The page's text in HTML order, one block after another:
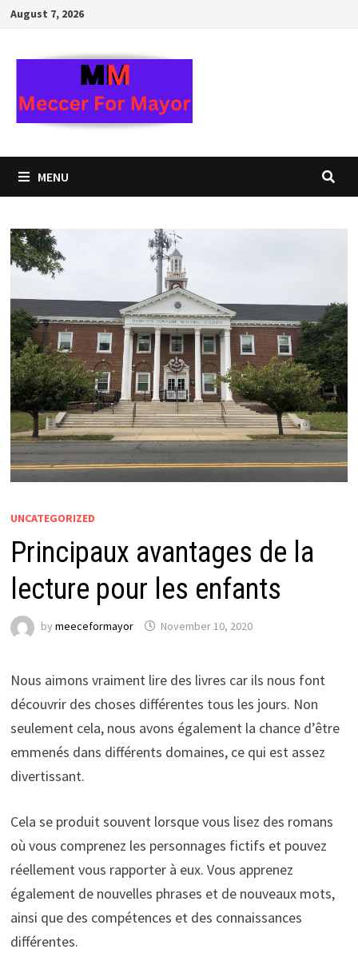
Skip
content
August 7, 2026
MENU
UNCATEGORIZED
Principaux avantages de la
lecture pour les enfants
by meeceformayor November 10, 2020
Nous aimons vraiment lire des livres car ils nous font
découvrir des choses différentes tous les jours. Non
seulement cela, nous avons également la chance d’être
emmenés dans différents domaines, ce qui est assez
divertissant.
Cela se produit souvent lorsque vous lisez des romans
où vous comprenez les personnages fictifs et pouvez
réellement vous rapporter à eux. Vous apprenez
également de nouvelles phrases et de nouveaux mots,
ainsi que des compétences et des connaissances
différentes.